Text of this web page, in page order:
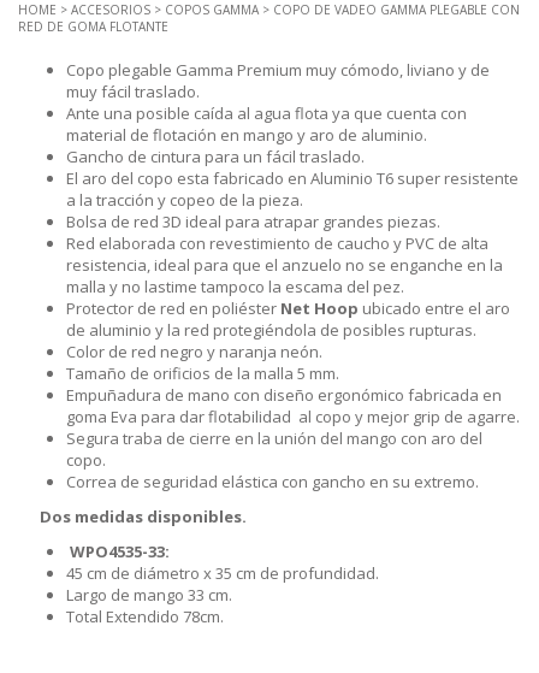
HOME > ACCESORIOS > COPOS GAMMA > COPO DE VADEO GAMMA PLEGABLE CON
RED DE GOMA FLOTANTE
Copo plegable Gamma Premium muy cómodo, liviano y de
muy fácil traslado.
Ante una posible caída al agua flota ya que cuenta con
material de flotación en mango y aro de aluminio.
Gancho de cintura para un fácil traslado.
El aro del copo esta fabricado en Aluminio T6 super resistente
a la tracción y copeo de la pieza.
Bolsa de red 3D ideal para atrapar grandes piezas.
Red elaborada con revestimiento de caucho y PVC de alta
resistencia, ideal para que el anzuelo no se enganche en la
malla y no lastime tampoco la escama del pez.
Protector de red en poliéster Net Hoop ubicado entre el aro
de aluminio y la red protegiéndola de posibles rupturas.
Color de red negro y naranja neón.
Tamaño de orificios de la malla 5 mm.
Empuñadura de mano con diseño ergonómico fabricada en
goma Eva para dar flotabilidad al copo y mejor grip de agarre.
Segura traba de cierre en la unión del mango con aro del
copo.
Correa de seguridad elástica con gancho en su extremo.
Dos medidas disponibles.
WPO4535-33:
45 cm de diámetro x 35 cm de profundidad.
Largo de mango 33 cm.
Total Extendido 78cm.